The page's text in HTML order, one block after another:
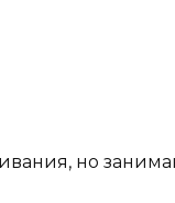
но